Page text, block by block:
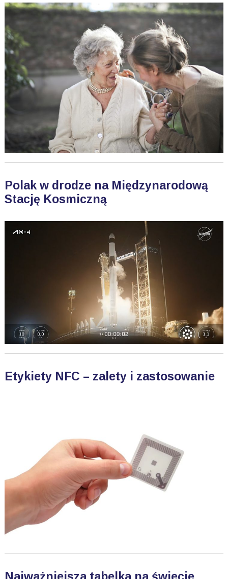
Polak w drodze na Międzynarodową
Stację Kosmiczną
Etykiety NFC – zalety i zastosowanie